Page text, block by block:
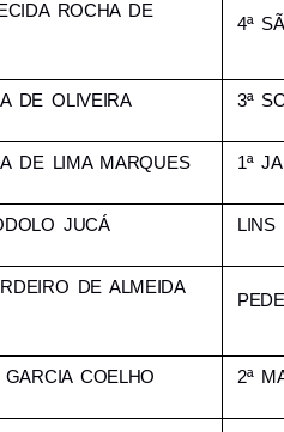
ROCHA DE
4ª
DE OLIVEIRA 3ª
DE LIMA MARQUES 1ª
JUCÁ LINS
DE ALMEIDA
COELHO 2ª